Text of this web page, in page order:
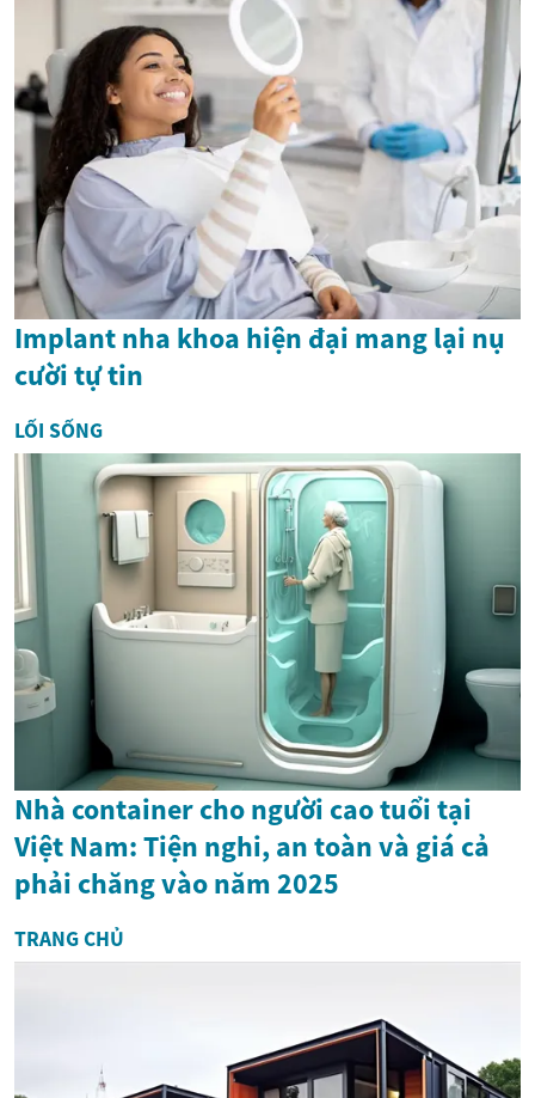
Implant nha khoa hiện đại mang lại nụ
cười tự tin
LỐI SỐNG
Nhà container cho người cao tuổi tại
Việt Nam: Tiện nghi, an toàn và giá cả
phải chăng vào năm 2025
TRANG CHỦ